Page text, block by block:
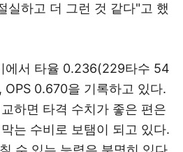
실하고 더 그런 것 같다"고 했
에서 타율 0.236(229타수 54
0.670을 기록하고 있다.
하면 타격 수치가 좋은 편은
는 수비로 보탬이 되고 있다.